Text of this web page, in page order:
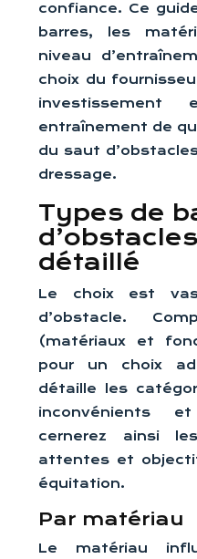
confiance. Ce
barres, les
niveau
choix du
investissement
entraînement de
du saut
dressage.
Types de
détaillé
Le choix est
d’obstacle.
(matériaux et
pour un choix
détaille les
inconvénients
cernerez ainsi
attentes et
équitation.
Par matériau
Le matériau